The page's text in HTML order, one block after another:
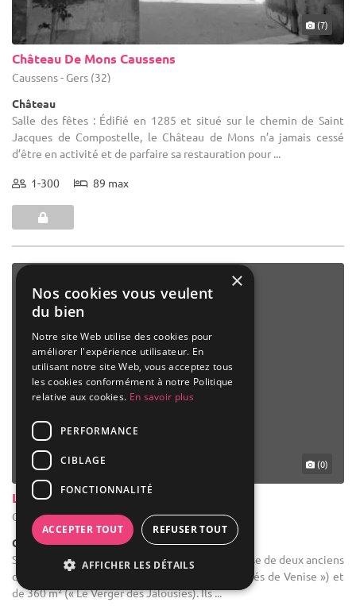
(7)
Château De Mons Caussens
Caussens - Gers (32)
Château
Salle des fêtes : Édifié en 1285 et situé sur le chemin de Saint
Jacques de Compostelle, le Château de Mons n’a jamais cessé
d’être en activité et de parfaire sa restauration pour ...
1-300 89 max
(0)
La Belle Vie De Chateau En Gascogne
Condom - Gers (32)
Château
Salle des fêtes : Notre Château de famille, dispose de deux anciens
chais d’Armagnac de 180 m² (« La Salle des Mariés de Venise ») et
de 360 m² (« Le Verger des Jalousies). Ils ...
×
Nos cookies vous veulent
du bien
Notre site Web utilise des cookies pour
améliorer l'expérience utilisateur. En
utilisant notre site Web, vous acceptez tous
les cookies conformément à notre Politique
relative aux cookies. En savoir plus
PERFORMANCE
CIBLAGE
FONCTIONNALITÉ
ACCEPTER TOUT REFUSER TOUT
AFFICHER LES DÉTAILS